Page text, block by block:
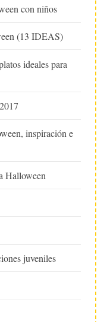
con niños
(13 IDEAS)
ideales para
inspiración e
Halloween
juveniles